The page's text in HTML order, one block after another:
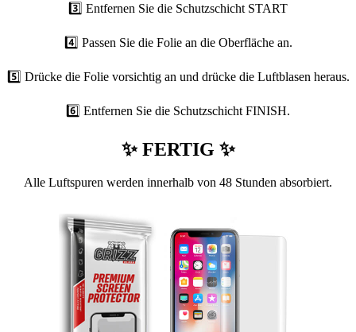
3️⃣ Entfernen Sie die Schutzschicht START
4️⃣ Passen Sie die Folie an die Oberfläche an.
5️⃣ Drücke die Folie vorsichtig an und drücke die Luftblasen heraus.
6️⃣ Entfernen Sie die Schutzschicht FINISH.
✨ FERTIG ✨
Alle Luftspuren werden innerhalb von 48 Stunden absorbiert.